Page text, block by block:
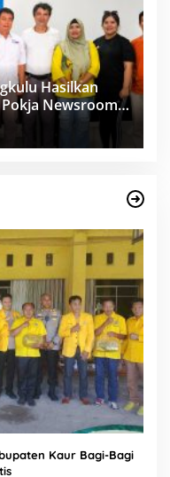
Hasilkan
Newsroom
Kaur Bagi-Bagi